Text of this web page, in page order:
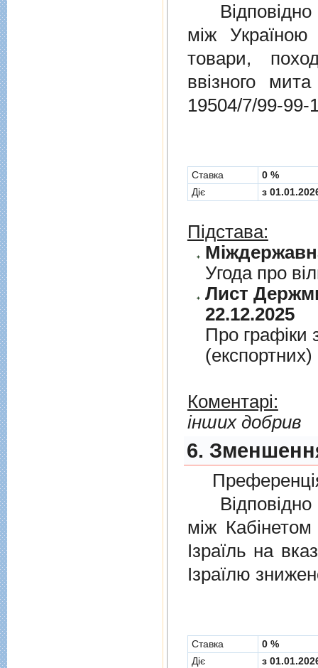
Відповідно
мiж Україною
товари,
ввізного
19504/7/99-99-
Cтавка
0 %
Діє
з
Підстава:
Угода про
Лист
22.12.2025
Про графiки
Коментарі:
інших добрив
6.
Відповідно
мiж Кабінетом
Ізраїль на
Ізраїлю
Cтавка
0 %
Діє
з